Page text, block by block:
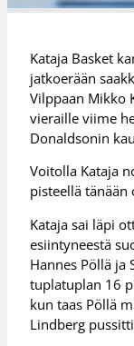
Kataja Basket
jatkoerään
Vilppaan Mikko
vieraille viime
Donaldsonin
Voitolla Kataja
pisteellä tänään
Kataja sai läpi
esiintyneestä
Hannes Pöllä ja
tuplatuplan 16
kun taas Pöllä
Lindberg